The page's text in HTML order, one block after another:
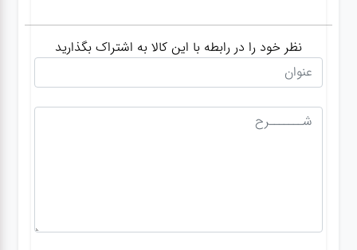
نظر خود را در رابطه با این کالا به اشتراک بگذارید